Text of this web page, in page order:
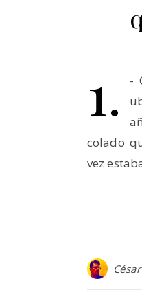
1.
-
colado
vez